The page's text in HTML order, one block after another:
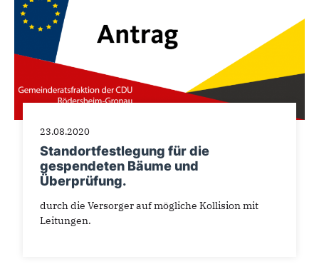
23.08.2020
Standortfestlegung für die
gespendeten Bäume und
Überprüfung.
durch die Versorger auf mögliche Kollision mit
Leitungen.